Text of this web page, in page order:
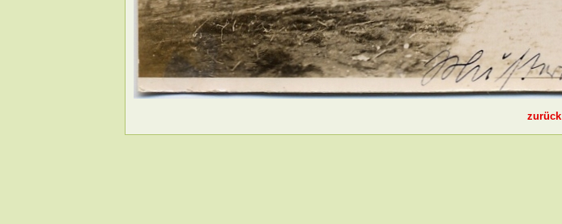
zurück